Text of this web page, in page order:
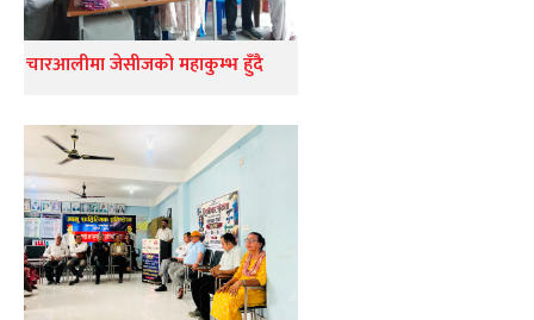
चारआलीमा जेसीजको महाकुम्भ हुँदै